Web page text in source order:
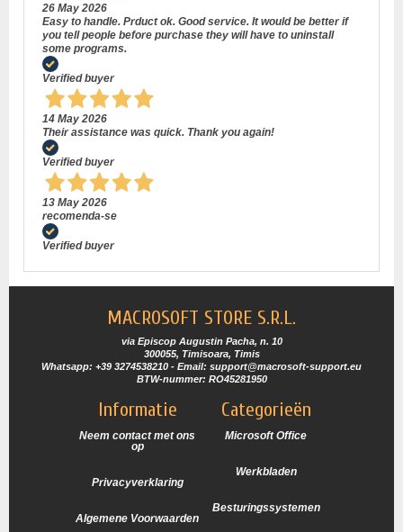
26 May 2026
Easy to handle. Prduct ok. Good service. It would be better if
you tell people before purchase they will have to uninstall
some programs.
Verified buyer
14 May 2026
Their assistance was quick. Thank you again!
Verified buyer
13 May 2026
recomenda-se
Verified buyer
MACROSOFT STORE S.R.L.
via Episcop Augustin Pacha, n. 10
300055, Timisoara, Timis
Whatsapp: +39 3274538210 - Email: support@macrosoft-support.eu
BTW-nummer: RO45281950
Informatie
Neem contact met ons
op
Privacyverklaring
Algemene Voorwaarden
Categorieën
Microsoft Office
Werkbladen
Besturingssystemen